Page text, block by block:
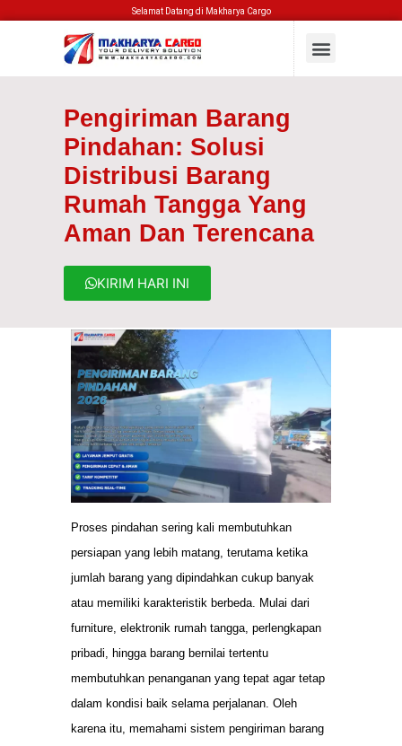
Selamat Datang di Makharya Cargo
Pengiriman Barang
Pindahan: Solusi
Distribusi Barang
Rumah Tangga Yang
Aman Dan Terencana
KIRIM HARI INI
Proses pindahan sering kali membutuhkan
persiapan yang lebih matang, terutama ketika
jumlah barang yang dipindahkan cukup banyak
atau memiliki karakteristik berbeda. Mulai dari
furniture, elektronik rumah tangga, perlengkapan
pribadi, hingga barang bernilai tertentu
membutuhkan penanganan yang tepat agar tetap
dalam kondisi baik selama perjalanan. Oleh
karena itu, memahami sistem pengiriman barang